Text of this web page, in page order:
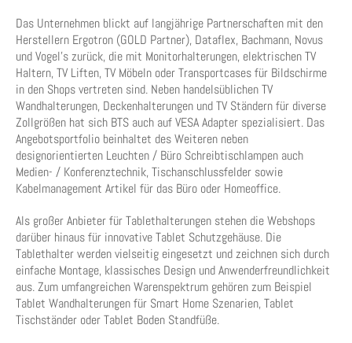
Das Unternehmen blickt auf langjährige Partnerschaften mit den
Herstellern Ergotron (GOLD Partner), Dataflex, Bachmann, Novus
und Vogel’s zurück, die mit Monitorhalterungen, elektrischen TV
Haltern, TV Liften, TV Möbeln oder Transportcases für Bildschirme
in den Shops vertreten sind. Neben handelsüblichen TV
Wandhalterungen, Deckenhalterungen und TV Ständern für diverse
Zollgrößen hat sich BTS auch auf VESA Adapter spezialisiert. Das
Angebotsportfolio beinhaltet des Weiteren neben
designorientierten Leuchten / Büro Schreibtischlampen auch
Medien- / Konferenztechnik, Tischanschlussfelder sowie
Kabelmanagement Artikel für das Büro oder Homeoffice.
Als großer Anbieter für Tablethalterungen stehen die Webshops
darüber hinaus für innovative Tablet Schutzgehäuse. Die
Tablethalter werden vielseitig eingesetzt und zeichnen sich durch
einfache Montage, klassisches Design und Anwenderfreundlichkeit
aus. Zum umfangreichen Warenspektrum gehören zum Beispiel
Tablet Wandhalterungen für Smart Home Szenarien, Tablet
Tischständer oder Tablet Boden Standfüße.